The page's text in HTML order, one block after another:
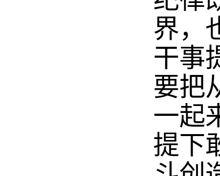
界，
干事
要把
一起
提下